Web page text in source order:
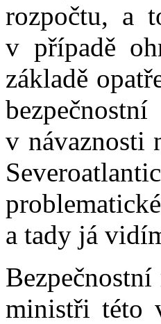
rozpočtu, a
v případě
základě
v návaznosti
a tady já
ministři této